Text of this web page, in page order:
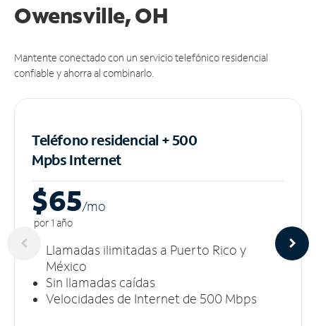
Owensville, OH
Mantente conectado con un servicio telefónico residencial
confiable y ahorra al combinarlo.
Teléfono residencial + 500
MpbsInternet
$65/mo
por 1 año
Llamadas ilimitadas a Puerto Rico y
México
Sin llamadas caídas
Velocidades de Internet de 500 Mbps